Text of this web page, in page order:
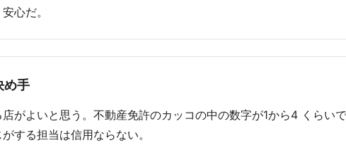
心だ。
め手
がよいと思う。不動産免許のカッコの中の数字が1から4 くらい
する担当は信用ならない。